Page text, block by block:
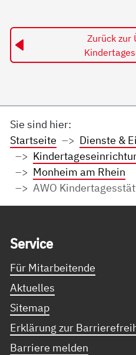
Zurück zur
Sie sind hier:
Startseite
Dienste &
Monheim am Rhein
AWO
Ser­vice
Für Mitarbeitende
Aktuelles
Sitemap
Erklärung zur
Barriere melden